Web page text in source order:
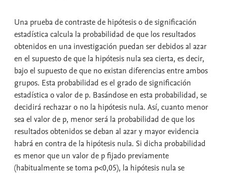
Una prueba de contraste de hipótesiso designificación
estadísticacalcula la probabilidad de que los resultados
obtenidos en una investigación puedan ser debidos al azar
en el supuesto de que la hipótesis nula sea cierta, es decir,
bajo el supuesto de que no existan diferencias entre ambos
grupos. Esta probabilidad es el grado de significación
estadísticao valor de p. Basándose en esta probabilidad, se
decidirá rechazar o no la hipótesis nula. Así, cuanto menor
sea el valor de p, menor será la probabilidad de que los
resultados obtenidos se deban al azar y mayor evidencia
habrá en contra de la hipótesis nula. Si dicha probabilidad
es menor que un valor de p fijado previamente
(habitualmente se toma p<0,05), la hipótesis nula se